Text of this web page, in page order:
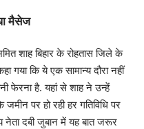
मैसेज
शाह बिहार के रोहतास जिले के
गया कि ये एक सामान्य दौरा नहीं
फेरना है. यहां से शाह ने उन्हें
जमीन पर हो रही हर गतिविधि पर
नेता दबी जुबान में यह बात जरूर